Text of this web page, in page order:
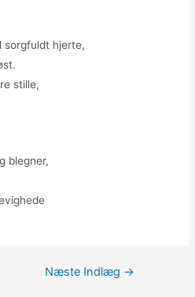
sorgfuldt hjerte,
stille,
blegner,
Næste Indlæg →